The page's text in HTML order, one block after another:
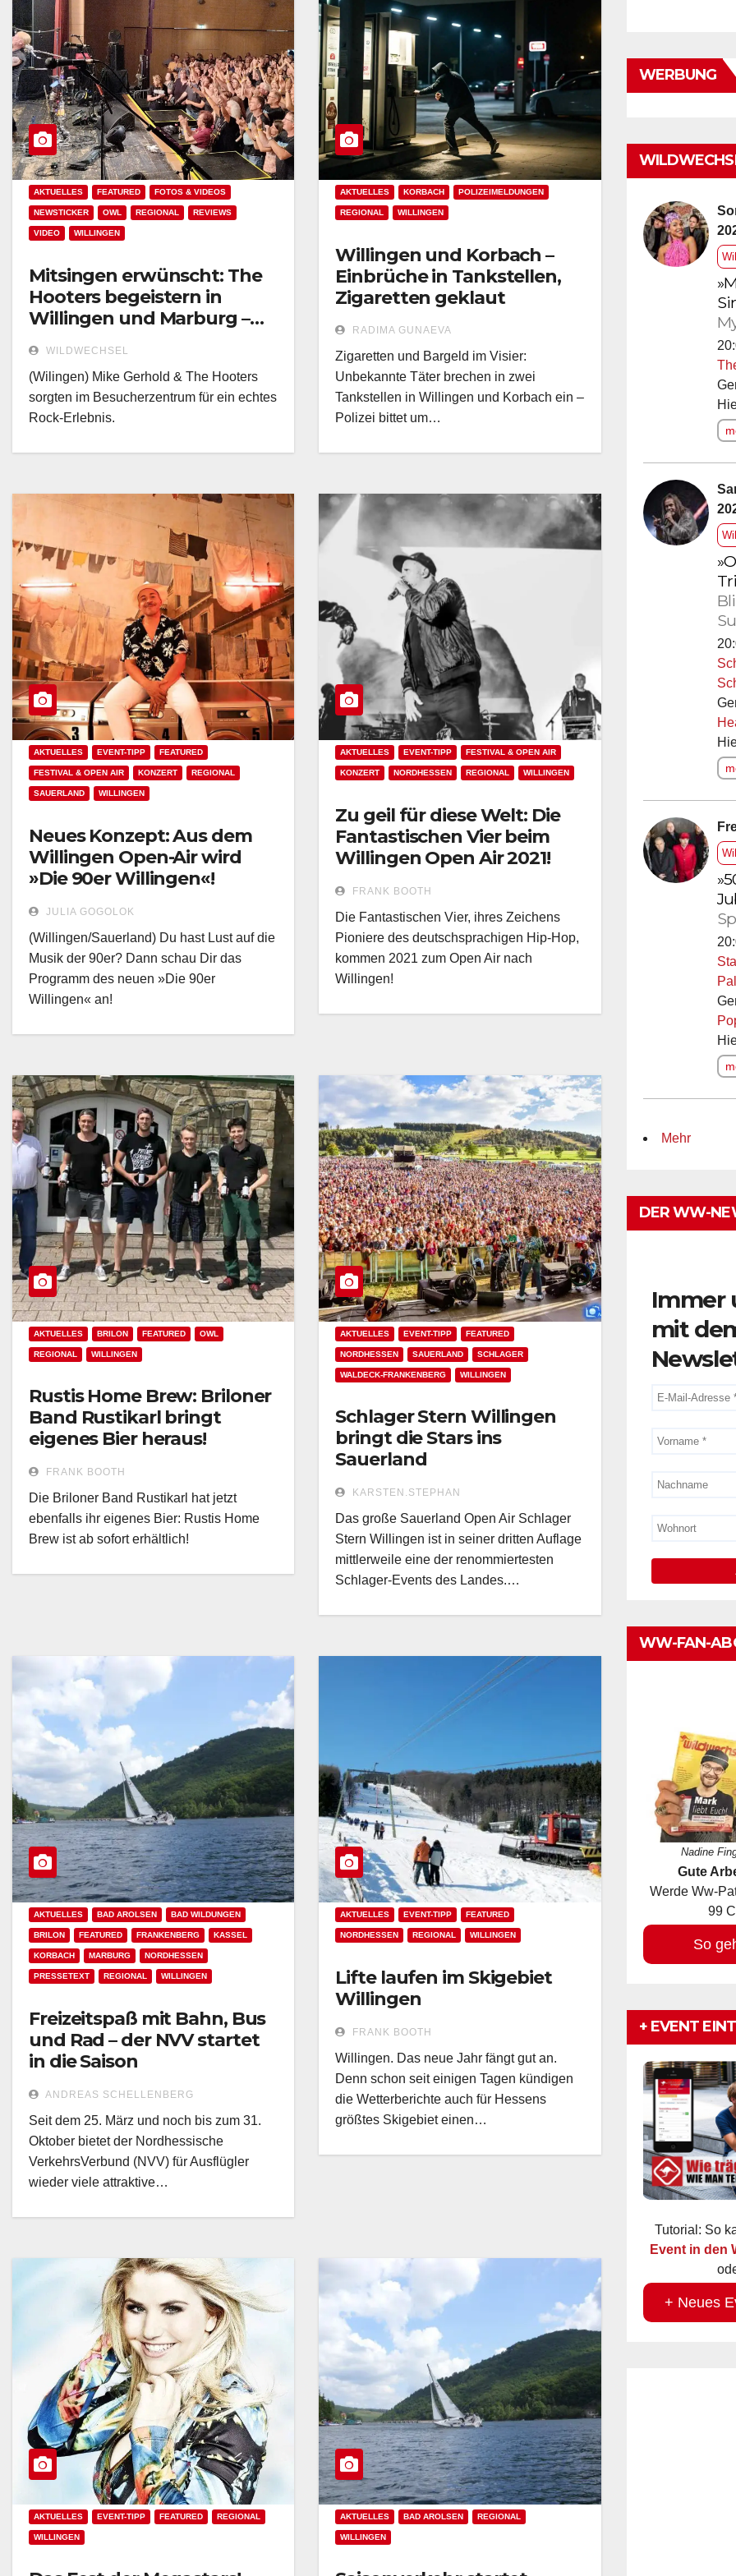
AKTUELLES FEATURED FOTOS & VIDEOS
NEWSTICKER OWL REGIONAL REVIEWS
VIDEO WILLINGEN
Mitsingen erwünscht: The
Hooters begeistern in
Willingen und Marburg –
starken Auftakt!
WILDWECHSEL
(Wilingen) Mike Gerhold & The Hooters
sorgten im Besucherzentrum für ein echtes
Rock-Erlebnis.
AKTUELLES KORBACH POLIZEIMELDUNGEN
REGIONAL WILLINGEN
Willingen und Korbach –
Einbrüche in Tankstellen,
Zigaretten geklaut
RADIMA GUNAEVA
Zigaretten und Bargeld im Visier:
Unbekannte Täter brechen in zwei
Tankstellen in Willingen und Korbach ein –
Polizei bittet um…
AKTUELLES EVENT-TIPP FEATURED
FESTIVAL & OPEN AIR KONZERT REGIONAL
SAUERLAND WILLINGEN
Neues Konzept: Aus dem
Willingen Open-Air wird
»Die 90er Willingen«!
JULIA GOGOLOK
(Willingen/Sauerland) Du hast Lust auf die
Musik der 90er? Dann schau Dir das
Programm des neuen »Die 90er
Willingen« an!
AKTUELLES EVENT-TIPP FESTIVAL & OPEN AIR
KONZERT NORDHESSEN REGIONAL WILLINGEN
Zu geil für diese Welt: Die
Fantastischen Vier beim
Willingen Open Air 2021!
FRANK BOOTH
Die Fantastischen Vier, ihres Zeichens
Pioniere des deutschsprachigen Hip-Hop,
kommen 2021 zum Open Air nach
Willingen!
AKTUELLES BRILON FEATURED OWL
REGIONAL WILLINGEN
Rustis Home Brew: Briloner
Band Rustikarl bringt
eigenes Bier heraus!
FRANK BOOTH
Die Briloner Band Rustikarl hat jetzt
ebenfalls ihr eigenes Bier: Rustis Home
Brew ist ab sofort erhältlich!
AKTUELLES EVENT-TIPP FEATURED
NORDHESSEN SAUERLAND SCHLAGER
WALDECK-FRANKENBERG WILLINGEN
Schlager Stern Willingen
bringt die Stars ins
Sauerland
KARSTEN.STEPHAN
Das große Sauerland Open Air Schlager
Stern Willingen ist in seiner dritten Auflage
mittlerweile eine der renommiertesten
Schlager-Events des Landes.…
AKTUELLES BAD AROLSEN BAD WILDUNGEN
BRILON FEATURED FRANKENBERG KASSEL
KORBACH MARBURG NORDHESSEN
PRESSETEXT REGIONAL WILLINGEN
Freizeitspaß mit Bahn, Bus
und Rad – der NVV startet
in die Saison
ANDREAS SCHELLENBERG
Seit dem 25. März und noch bis zum 31.
Oktober bietet der Nordhessische
VerkehrsVerbund (NVV) für Ausflügler
wieder viele attraktive…
AKTUELLES EVENT-TIPP FEATURED
NORDHESSEN REGIONAL WILLINGEN
Lifte laufen im Skigebiet
Willingen
FRANK BOOTH
Willingen. Das neue Jahr fängt gut an.
Denn schon seit einigen Tagen kündigen
die Wetterberichte auch für Hessens
größtes Skigebiet einen…
AKTUELLES EVENT-TIPP FEATURED REGIONAL
WILLINGEN
AKTUELLES BAD AROLSEN REGIONAL
WILLINGEN
WERBUNG
Mehr
DER WW-
Immer
mit
WW-FAN-
Nadine
Gute
Werde Ww-
99
So
+ EVENT
Tutorial: So
Event in den
+ Neues